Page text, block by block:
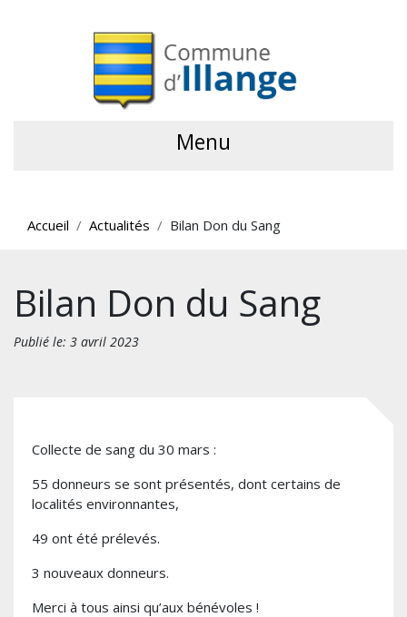
Menu
Accueil Actualités Bilan Don du Sang
Bilan Don du Sang
Publié le: 3 avril 2023
Collecte de sang du 30 mars :
55 donneurs se sont présentés, dont certains de
localités environnantes,
49 ont été prélevés.
3 nouveaux donneurs.
Merci à tous ainsi qu’aux bénévoles !